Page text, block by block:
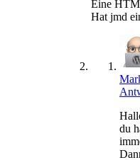
Eine
Hat jmd
du